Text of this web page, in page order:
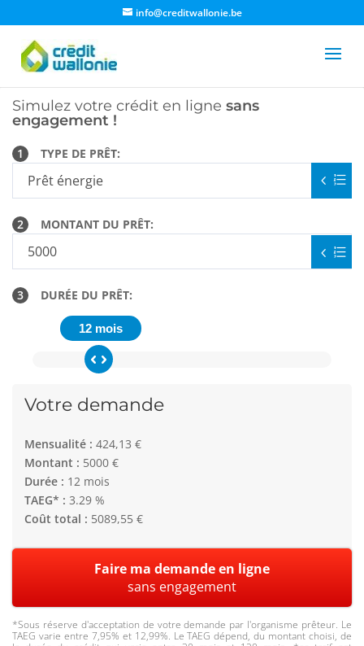
info@creditwallonie.be
Simulez votre crédit en ligne sans
engagement !
1 TYPE DE PRÊT:
2 MONTANT DU PRÊT:
3 DURÉE DU PRÊT:
12 mois
Votre demande
Mensualité : 424,13 €
Montant : 5000 €
Durée : 12 mois
TAEG* : 3.29 %
Coût total : 5089,55 €
Faire ma demande en ligne
sans engagement
*Sous réserve d'acceptation de votre demande par l'organisme prêteur. Le
TAEG varie entre 7,95% et 12,99%. Le TAEG dépend, du montant choisi, de